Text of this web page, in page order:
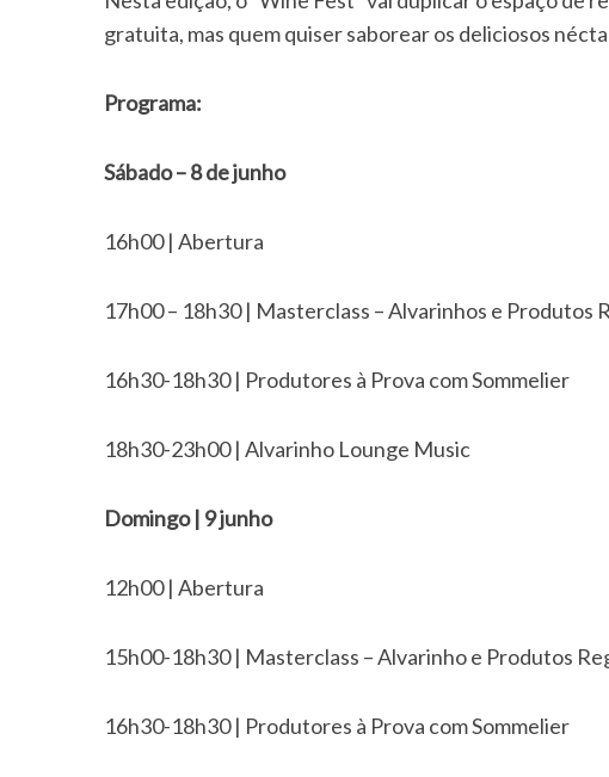
gratuita, mas quem quiser saborear os deliciosos
Programa:
Sábado – 8 de junho
16h00 | Abertura
17h00 – 18h30 | Masterclass – Alvarinhos e Produtos
16h30-18h30 | Produtores à Prova com Sommelier
18h30-23h00 | Alvarinho Lounge Music
Domingo | 9 junho
12h00 | Abertura
15h00-18h30 | Masterclass – Alvarinho e Produtos
16h30-18h30 | Produtores à Prova com Sommelier
e